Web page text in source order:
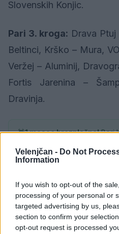
Velenjčan - Do Not
Information
If you wish to opt-out of the
processing of your personal or
targeted advertising by us,
section to confirm your
opt-out request is processed
Slovenskih Konjic.
Pari 3. kroga: Drava
Beltinci, Krško – Mura,
Veržej – Aluminij,
Fortis Jarenina –
Dravinja.
🎁1 mesec brezplačno!Beri
Preizkusi zdaj
Lestvica po 2. krogih:
Jarenina (6), 3. VOC
Maribor (4), 6. Rudar
Fužinar (3), 9. Drava